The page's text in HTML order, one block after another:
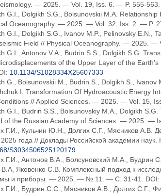
— 2025. — Vol. 19, Iss. 6. — P. 555-563.
G.I., Dolgikh S.G., Bolsunovskii M.A.
Oceanography. — 2025. — Vol. 32, Iss. 2. — P.
G.I., Dolgikh S.G., Ivanov M.P., Pelinovsky E.N.,
Field // Physical Oceanography. — 2025. —
G.I., Antonov V.A., Budrin S.S., Dolgikh S.G.
of the Upper Layer of the
10.1134/S1028334X25607333
G., Bolsunovskii M., Budrin S., Dolgikh S., Ivanov
I. Transformation Of Hydroacoustic Energy
// Applied Sciences. — 2025. — Vol. 15,
G.I., Budrin S.S., Bolsunovskiy M.A., Dolgikh
of the Russian Academy of Sciences. — 2025. —
Г.И., Кульчин Ю.Н., Долгих С.Г., Мясников А.В.
года // Доклады Российской академии
S3034506525120179
Г.И., Антонов В.А., Болсуновский М.А., Будрин
Яковенко С.В. Комплексный подход к
и приборы. — 2025. — № 11. — С. 31-41. DOI:
Г.И., Будрин С.С., Мясников А.В., Долгих С.Г.,